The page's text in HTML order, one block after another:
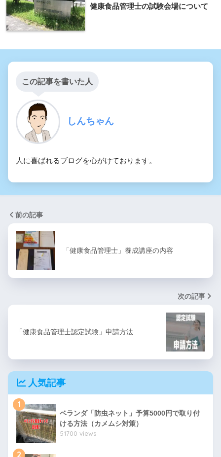
健康食品管理士の試験会場について
この記事を書いた人
しんちゃん
人に喜ばれるブログを心がけております。
前の記事
「健康食品管理士」養成講座の内容
次の記事
「健康食品管理士認定試験」申請方法
人気記事
1
ベランダ「防虫ネット」予算5000円で取り付
ける方法（カメムシ対策）
51700 views
2